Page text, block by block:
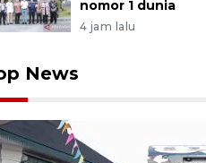
nomor 1 dunia
4 jam lalu
News